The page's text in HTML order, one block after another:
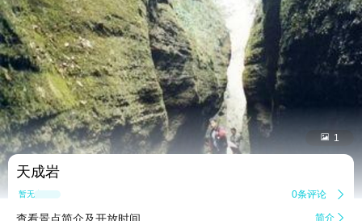
 1
天成岩
暂无点评 0条评论 
简介 
